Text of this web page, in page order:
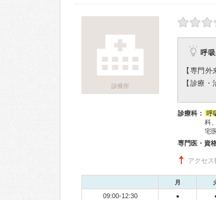
診療所
呼
【専門外
【診療・
診療科： 呼
科
宅
専門医・資
アクセ
月
09:00-12:30 ●